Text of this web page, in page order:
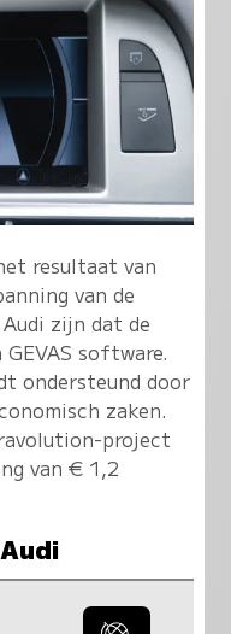
resultaat van
van de
zijn dat de
software.
ondersteund door
zaken.
project
van € 1,2